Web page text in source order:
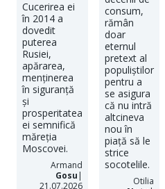
Cucerirea ei
în 2014 a
dovedit
puterea
Rusiei,
apărarea,
menținerea
în siguranță
și
prosperitatea
ei semnifică
măreția
Moscovei.
Armand
Gosu |
21.07.2026
consum,
rămân
doar
eternul
pretext al
populiștilor
pentru a
se asigura
că nu intră
altcineva
nou în
piață să le
strice
socotelile.
Otilia